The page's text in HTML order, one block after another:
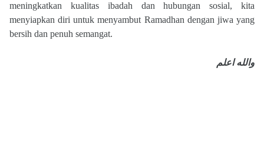
meningkatkan kualitas ibadah dan hubungan sosial, kita
menyiapkan diri untuk menyambut Ramadhan dengan jiwa yang
bersih dan penuh semangat.
والله اعلم